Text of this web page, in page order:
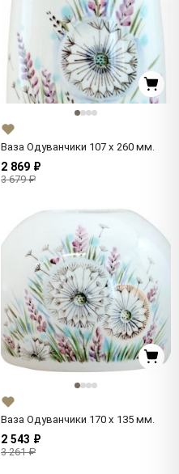
Ваза Одуванчики 107 x 260 мм.
2 869 ₽
3 679 ₽
Ваза Одуванчики 170 x 135 мм.
2 543 ₽
3 261 ₽